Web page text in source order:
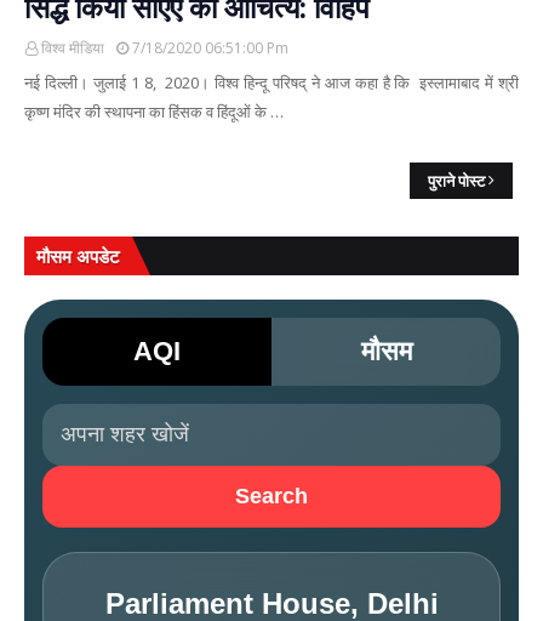
विश्व मीडिया 7/18/2020 06:51:00 Pm
नई दिल्ली। जुलाई 1 8, 2020। विश्व हिन्दू परिषद् ने आज कहा है कि इस्लामाबाद में श्री
कृष्ण मंदिर की स्थापना का हिंसक व हिंदूओं के …
पुराने पोस्ट
मौसम अपडेट
AQI मौसम
Search
Parliament House, Delhi